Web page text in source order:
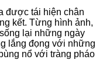
được tái hiện chân
kết. Từng hình ảnh,
lại những ngày
lắng đọng với những
nổ với tràng pháo